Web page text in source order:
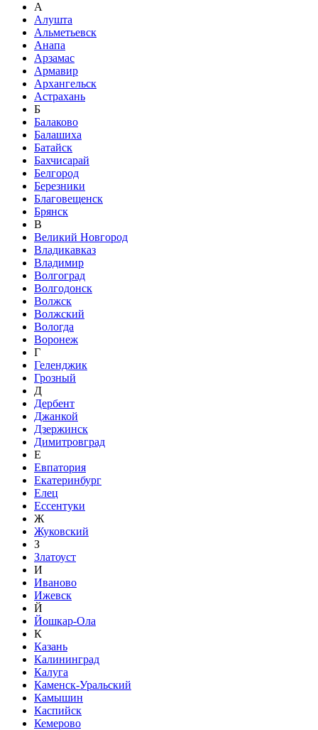
А
Алушта
Альметьевск
Анапа
Арзамас
Армавир
Архангельск
Астрахань
Б
Балаково
Балашиха
Батайск
Бахчисарай
Белгород
Березники
Благовещенск
Брянск
В
Великий Новгород
Владикавказ
Владимир
Волгоград
Волгодонск
Волжск
Волжский
Вологда
Воронеж
Г
Геленджик
Грозный
Д
Дербент
Джанкой
Дзержинск
Димитровград
Е
Евпатория
Екатеринбург
Елец
Ессентуки
Ж
Жуковский
З
Златоуст
И
Иваново
Ижевск
Й
Йошкар-Ола
К
Казань
Калининград
Калуга
Каменск-Уральский
Камышин
Каспийск
Кемерово